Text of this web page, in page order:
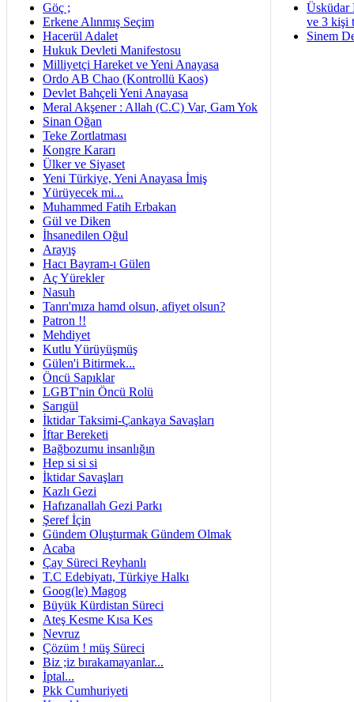
Göç ;
Erkene Alınmış Seçim
Hacerül Adalet
Hukuk Devleti Manifestosu
Milliyetçi Hareket ve Yeni Anayasa
Ordo AB Chao (Kontrollü Kaos)
Devlet Bahçeli Yeni Anayasa
Meral Akşener : Allah (C.C) Var, Gam Yok
Sinan Oğan
Teke Zortlatması
Kongre Kararı
Ülker ve Siyaset
Yeni Türkiye, Yeni Anayasa İmiş
Yürüyecek mi...
Muhammed Fatih Erbakan
Gül ve Diken
İhsanedilen Oğul
Arayış
Hacı Bayram-ı Gülen
Aç Yürekler
Nasuh
Tanrı'mıza hamd olsun, afiyet olsun?
Patron !!
Mehdiyet
Kutlu Yürüyüşmüş
Gülen'i Bitirmek...
Öncü Sapıklar
LGBT'nin Öncü Rolü
Sarıgül
İktidar Taksimi-Çankaya Savaşları
İftar Bereketi
Bağbozumu insanlığın
Hep si si si
İktidar Savaşları
Kazlı Gezi
Hafızanallah Gezi Parkı
Şeref İçin
Gündem Oluşturmak Gündem Olmak
Acaba
Çay Süreci Reyhanlı
T.C Edebiyatı, Türkiye Halkı
Goog(le) Magog
Büyük Kürdistan Süreci
Ateş Kesme Kısa Kes
Nevruz
Çözüm ! müş Süreci
Biz ;iz bırakamayanlar...
İptal...
Pkk Cumhuriyeti
Üsküdar
ve 3 kişi
Sinem